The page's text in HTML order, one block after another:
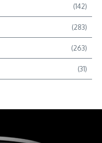
(142)
(283)
(263)
(31)